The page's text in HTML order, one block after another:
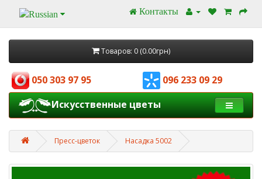
Контакты
Товаров: 0 (0.00грн)
050 303 97 95
096 233 09 29
Искусственные цветы
Пресс-цветок Насадка 5002